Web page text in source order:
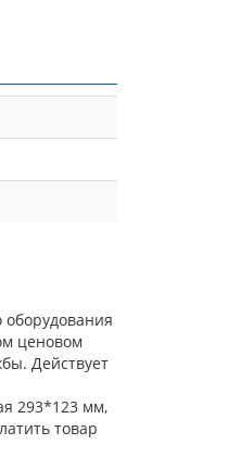
оборудования
ценовом
Действует
293*123 мм,
товар